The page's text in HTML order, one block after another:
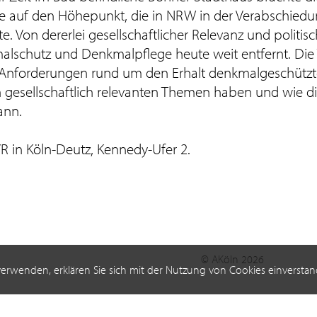
erklären Sie sich mit der Nutzung von Cookies
den Höhepunkt, die in NRW in der
Von dererlei gesellschaftlicher Relevanz und
und Denkmalpflege heute weit entfernt. Die
rund um den Erhalt
relevanten Themen haben und wie
in Köln-Deutz, Kennedy-Ufer 2.
© AKöln 2026